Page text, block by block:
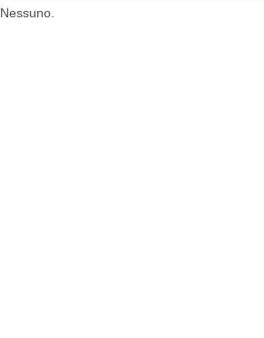
Nessuno.